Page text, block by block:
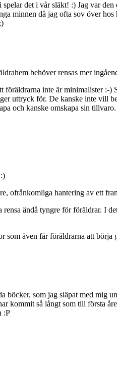
det i vår släkt! :) Jag var
minnen då jag ofta sov över
behöver rensas mer
inte är minimalister
uttryck för. De kanske inte vill
och kanske omskapa sin
ofrånkomliga hantering av ett
ändå tyngre för föräldrar. I
även får föräldrarna att
som jag släpat med mig
kommit så långt som till första
:P